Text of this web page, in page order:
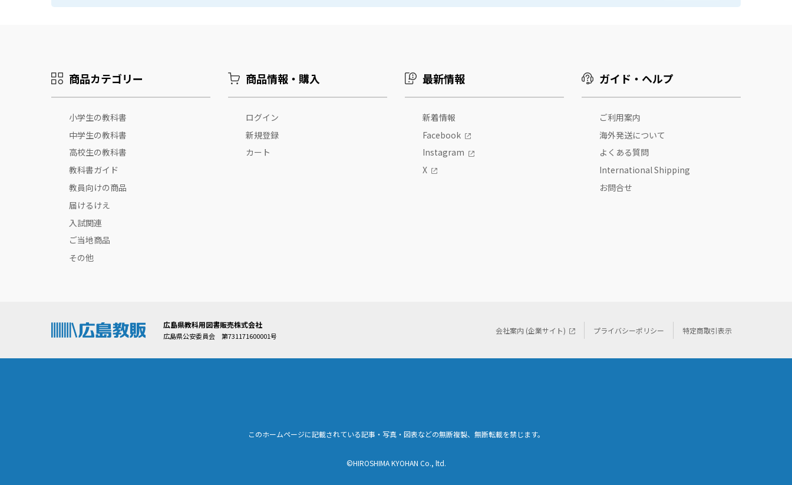
商品カテゴリー
小学生の教科書
中学生の教科書
高校生の教科書
教科書ガイド
教員向けの商品
届けるけえ
入試関連
ご当地商品
その他
商品情報・購入
ログイン
新規登録
カート
最新情報
新着情報
Facebook
Instagram
X
ガイド・ヘルプ
ご利用案内
海外発送について
よくある質問
International Shipping
お問合せ
広島県教科用図書販売株式会社
広島県公安委員会 第731171600001号
会社案内 (企業サイト) プライバシーポリシー 特定商取引表示
このホームページに記載されている記事・写真・図表などの無断複製、無断転載を禁じます。
©HIROSHIMA KYOHAN Co., ltd.